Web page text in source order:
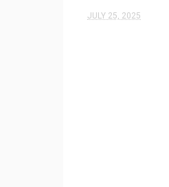
JULY 25, 2025